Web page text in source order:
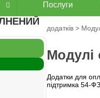
Послуги
додатків >
Модулі
Додатки для
підтримка 54-ФЗ.